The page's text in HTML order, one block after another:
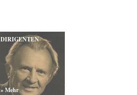
DIRIGENTEN
» Mehr